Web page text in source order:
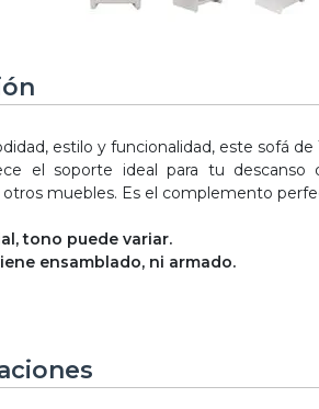
estilo y funcionalidad, este sofá
el soporte ideal para tu descanso
muebles. Es el complemento
tono puede variar.
ensamblado, ni armado.